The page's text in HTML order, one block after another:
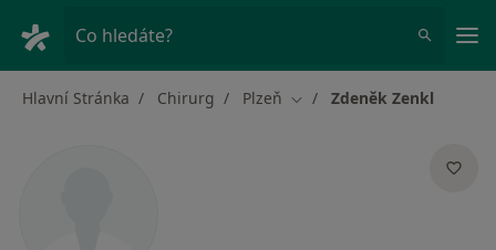
Co hledáte?
Hlavní Stránka Chirurg Plzeň Změna města
Zdeněk Zenkl